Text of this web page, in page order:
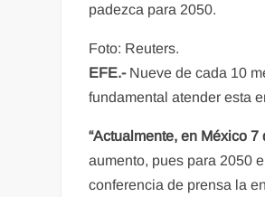
padezca para 2050.
Foto: Reuters.
EFE.- Nueve de cada 10
fundamental atender esta
“Actualmente, en México
aumento, pues para 2050
conferencia de prensa la